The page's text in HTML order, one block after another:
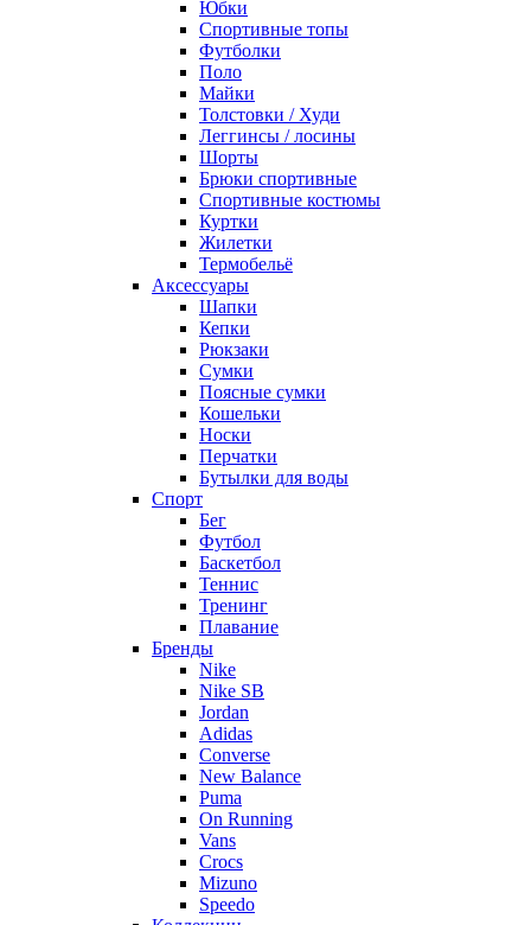
Юбки
Спортивные топы
Футболки
Поло
Майки
Толстовки / Худи
Леггинсы / лосины
Шорты
Брюки спортивные
Спортивные костюмы
Куртки
Жилетки
Термобельё
Аксессуары
Шапки
Кепки
Рюкзаки
Сумки
Поясные сумки
Кошельки
Носки
Перчатки
Бутылки для воды
Спорт
Бег
Футбол
Баскетбол
Теннис
Тренинг
Плавание
Бренды
Nike
Nike SB
Jordan
Adidas
Converse
New Balance
Puma
On Running
Vans
Crocs
Mizuno
Speedo